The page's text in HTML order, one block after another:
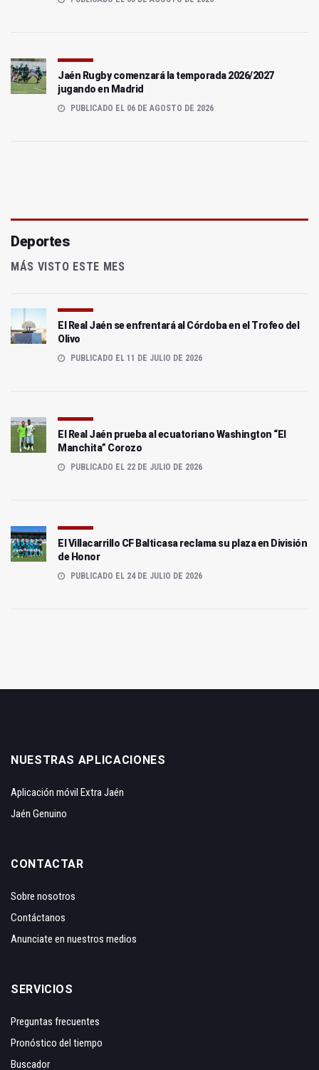
Jaén Rugby comenzará la temporada 2026/2027
jugando en Madrid
PUBLICADO EL 06 DE AGOSTO DE 2026
Deportes
MÁS VISTO ESTE MES
El Real Jaén se enfrentará al Córdoba en el Trofeo del
Olivo
PUBLICADO EL 11 DE JULIO DE 2026
El Real Jaén prueba al ecuatoriano Washington “El
Manchita” Corozo
PUBLICADO EL 22 DE JULIO DE 2026
El Villacarrillo CF Balticasa reclama su plaza en División
de Honor
PUBLICADO EL 24 DE JULIO DE 2026
NUESTRAS APLICACIONES
Aplicación móvil Extra Jaén
Jaén Genuino
CONTACTAR
Sobre nosotros
Contáctanos
Anunciate en nuestros medios
SERVICIOS
Preguntas frecuentes
Pronóstico del tiempo
Buscador